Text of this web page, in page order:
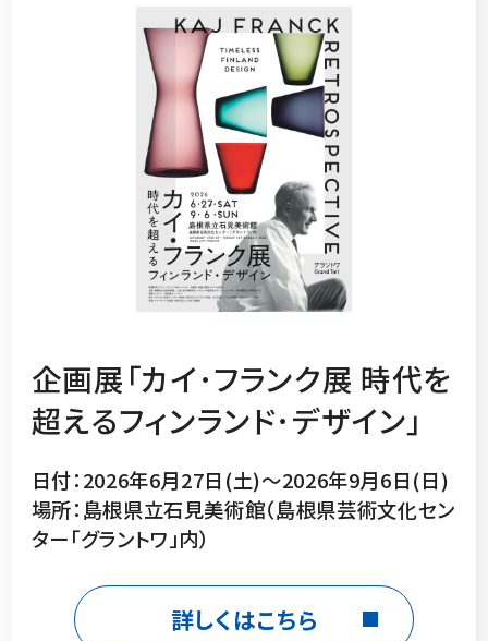
企画展「カイ･フランク展 時代を
超えるフィンランド･デザイン」
日付：2026年6月27日(土)～2026年9月6日(日)
場所：島根県立石見美術館（島根県芸術文化セン
ター「グラントワ」内）
詳しくはこちら